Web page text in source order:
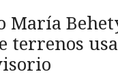
María
terrenos